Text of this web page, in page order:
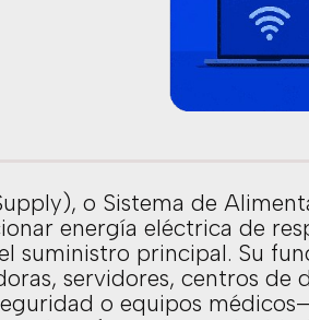
o Sistema de
energía eléctrica de
suministro principal. Su
servidores, centros de
o equipos